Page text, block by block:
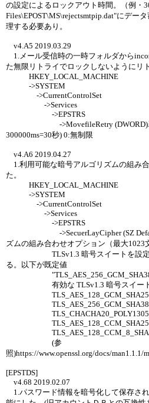
の設定によるロックアウト時間。（例・
Files\EPOST\MS\rejectsmtpip.dat"にデー
理する必要あり。
v4.A5 2019.03.29
1.メール受信時の一時フォルダから
た無限リトライでロックしないようにリ
HKEY_LOCAL_MACHINE
->SYSTEM
->CurrentControlSet
->Services
->EPSTRS
->MovefileRetry (DWORD)単位
300000ms=30秒) 0:無制限
v4.A6 2019.04.27
1.利用可能な暗号アルゴリズムの組み
た。
HKEY_LOCAL_MACHINE
->SYSTEM
->CurrentControlSet
->Services
->EPSTRS
->SecuerLayCipher (SZ Default
ズムの組み合わせオプション（最大1023
TLSv1.3 暗号スイートを設定。
る。以下が既定値
有効な TLSv1.3 暗号スイート名
(参
照)https://www.openssl.org/docs/
[EPSTDS]
v4.68 2019.02.07
1.パスワード情報を暗号化して保存さ